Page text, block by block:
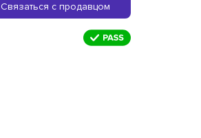
Связаться с продавцом